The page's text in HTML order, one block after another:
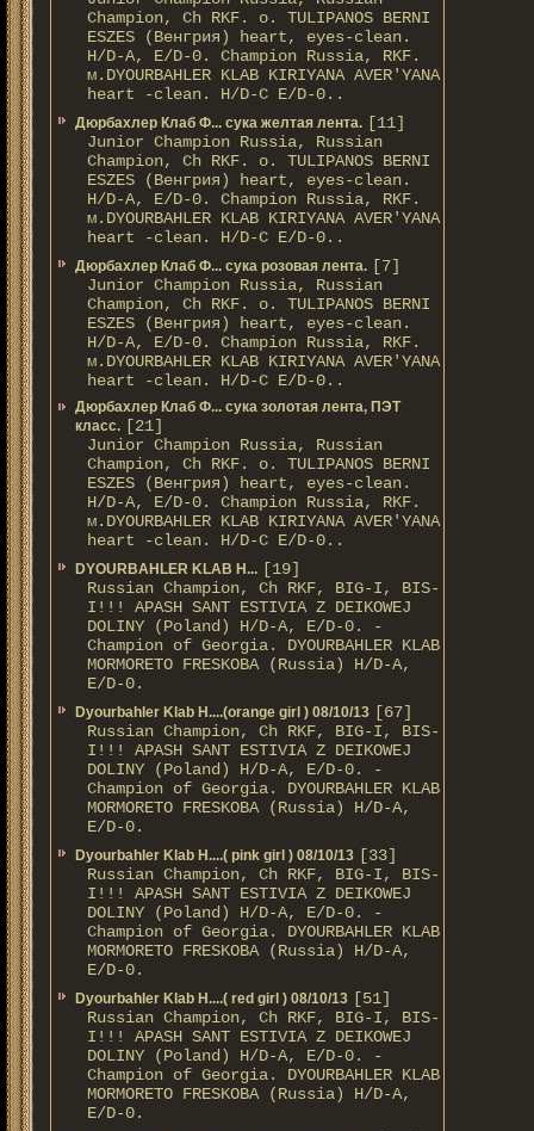
Champion, Ch RKF. о. TULIPANOS BERNI
ESZES (Венгрия) heart, eyes-clean.
H/D-A, E/D-0. Champion Russia, RKF.
м.DYOURBAHLER KLAB KIRIYANA AVER'YANA
heart -clean. H/D-С E/D-0..
Дюрбахлер Клаб Ф... сука желтая лента. [11]
Junior Champion Russia, Russian
Champion, Ch RKF. о. TULIPANOS BERNI
ESZES (Венгрия) heart, eyes-clean.
H/D-A, E/D-0. Champion Russia, RKF.
м.DYOURBAHLER KLAB KIRIYANA AVER'YANA
heart -clean. H/D-С E/D-0..
Дюрбахлер Клаб Ф... сука розовая лента. [7]
Junior Champion Russia, Russian
Champion, Ch RKF. о. TULIPANOS BERNI
ESZES (Венгрия) heart, eyes-clean.
H/D-A, E/D-0. Champion Russia, RKF.
м.DYOURBAHLER KLAB KIRIYANA AVER'YANA
heart -clean. H/D-С E/D-0..
Дюрбахлер Клаб Ф... сука золотая лента, ПЭТ
класс. [21]
Junior Champion Russia, Russian
Champion, Ch RKF. о. TULIPANOS BERNI
ESZES (Венгрия) heart, eyes-clean.
H/D-A, E/D-0. Champion Russia, RKF.
м.DYOURBAHLER KLAB KIRIYANA AVER'YANA
heart -clean. H/D-С E/D-0..
DYOURBAHLER KLAB Н... [19]
Russian Champion, Ch RKF, BIG-I, BIS-
I!!! APASH SANT ESTIVIA Z DEIKOWEJ
DOLINY (Poland) H/D-A, E/D-0. -
Champion of Georgia. DYOURBAHLER KLAB
MORMORETO FRESKOBA (Russia) H/D-A,
E/D-0.
Dyourbahler Klab H....(orange girl ) 08/10/13 [67]
Russian Champion, Ch RKF, BIG-I, BIS-
I!!! APASH SANT ESTIVIA Z DEIKOWEJ
DOLINY (Poland) H/D-A, E/D-0. -
Champion of Georgia. DYOURBAHLER KLAB
MORMORETO FRESKOBA (Russia) H/D-A,
E/D-0.
Dyourbahler Klab H....( pink girl ) 08/10/13 [33]
Russian Champion, Ch RKF, BIG-I, BIS-
I!!! APASH SANT ESTIVIA Z DEIKOWEJ
DOLINY (Poland) H/D-A, E/D-0. -
Champion of Georgia. DYOURBAHLER KLAB
MORMORETO FRESKOBA (Russia) H/D-A,
E/D-0.
Dyourbahler Klab H....( red girl ) 08/10/13 [51]
Russian Champion, Ch RKF, BIG-I, BIS-
I!!! APASH SANT ESTIVIA Z DEIKOWEJ
DOLINY (Poland) H/D-A, E/D-0. -
Champion of Georgia. DYOURBAHLER KLAB
MORMORETO FRESKOBA (Russia) H/D-A,
E/D-0.